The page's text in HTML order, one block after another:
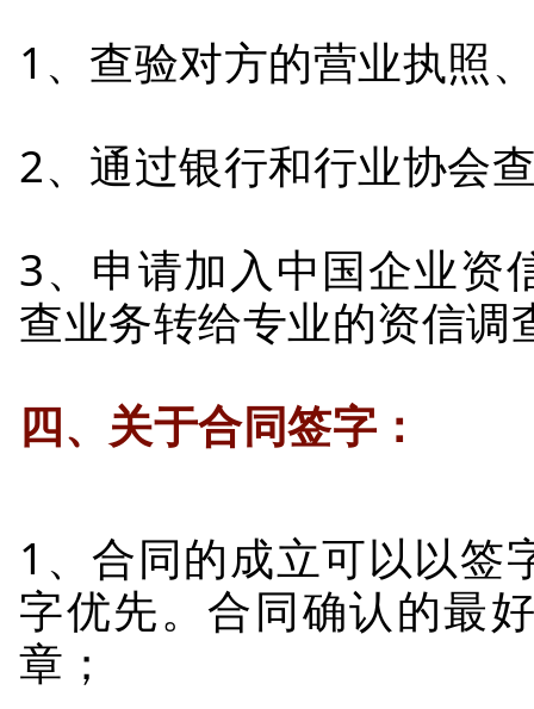
1、查验对方的营业执照
2、通过银行和行业协会
3、申请加入中国企业资
查业务转给专业的资信调
四、关于合同签字：
1、合同的成立可以以签
字优先。合同确认的最
章；